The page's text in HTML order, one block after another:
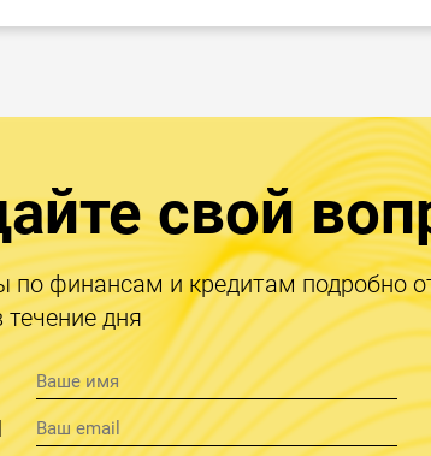
свой
по финансам и кредитам подробно
течение дня